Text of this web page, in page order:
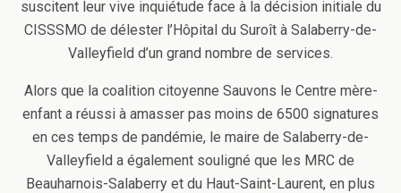
suscitent leur vive inquiétude face à la décision initiale du
CISSSMO de délester l’Hôpital du Suroît à Salaberry-de-
Valleyfield d’un grand nombre de services.
Alors que la coalition citoyenne Sauvons le Centre mère-
enfant a réussi à amasser pas moins de 6500 signatures
en ces temps de pandémie, le maire de Salaberry-de-
Valleyfield a également souligné que les MRC de
Beauharnois-Salaberry et du Haut-Saint-Laurent, en plus